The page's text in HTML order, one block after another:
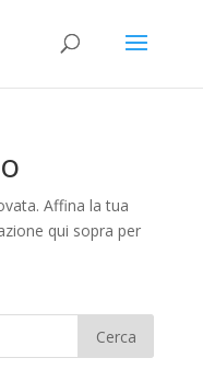
Affina la tua
qui sopra per